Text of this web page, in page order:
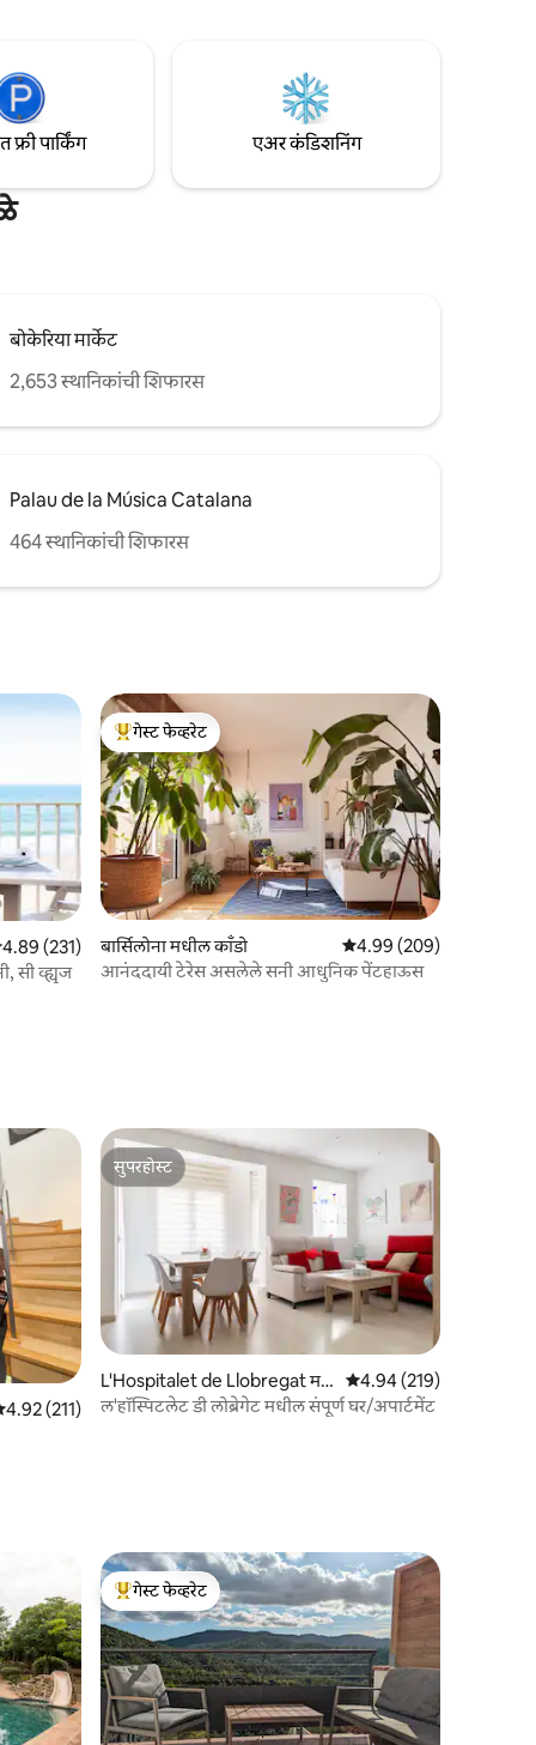
लाइन
फ्री पार्किंग एअर कंडिशनिंग
बोकेरिया मार्केट
2,653 स्थानिकांची शिफारस
Palau de la Música Catalana
464 स्थानिकांची शिफारस
4.89 सरासरी रेटिंग, 231 रिव्ह्यूज
4.89 (231)
सी व्ह्यूज
टॉप गेस्ट फेव्हरेट
गेस्ट फेव्हरेट
बार्सिलोना मधील काँडो 5 पैकी 4.99 सरासरी रेटिंग,
4.99 (209)
आनंददायी टेरेस असलेले सनी आधुनिक पेंटहाऊस
पैकी 4.92 सरासरी रेटिंग, 211 रिव्ह्यूज
4.92 (211)
सुपरहोस्ट
सुपरहोस्ट
L'Hospitalet de Llobregat म
धील काँडो
5 पैकी 4.94 सरासरी रेटिंग,
4.94 (219)
ल'हॉस्पिटलेट डी लोब्रेगेट मधील संपूर्ण घर/अपार्टमेंट
टॉप गेस्ट फेव्हरेट
गेस्ट फेव्हरेट